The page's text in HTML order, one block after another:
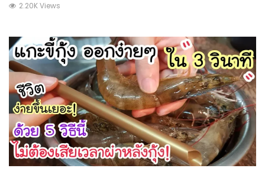
2.20K Views